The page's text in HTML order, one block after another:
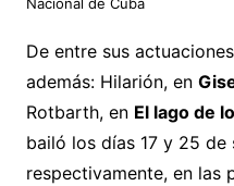
Nacional de Cuba
De entre sus
además: Hilarión, en
Rotbarth, en El lago de
bailó los días 17 y 25 de
respectivamente, en las